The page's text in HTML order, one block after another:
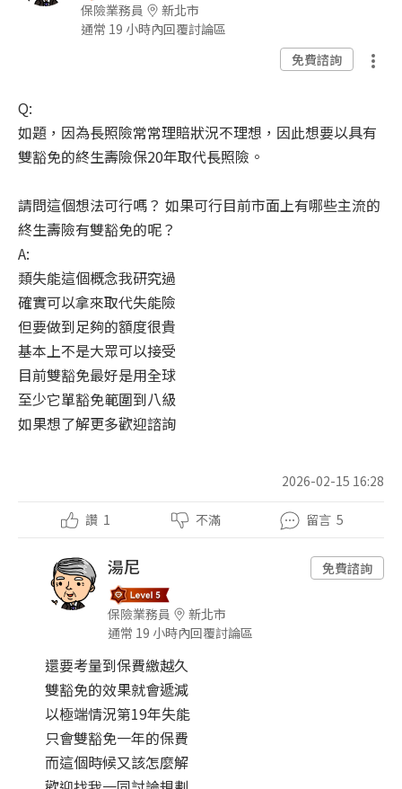
保險業務員
新北市
通常 19 小時內回覆討論區
免費諮詢
Q:
如題，因為長照險常常理賠狀況不理想，因此想要以具有
雙豁免的終生壽險保20年取代長照險。
請問這個想法可行嗎？ 如果可行目前市面上有哪些主流的
終生壽險有雙豁免的呢？
A:
類失能這個概念我研究過
確實可以拿來取代失能險
但要做到足夠的額度很貴
基本上不是大眾可以接受
目前雙豁免最好是用全球
至少它單豁免範圍到八級
如果想了解更多歡迎諮詢
2026-02-15 16:28
讚 1 不滿 留言 5
湯尼
保險業務員
新北市
通常 19 小時內回覆討論區
免費諮詢
還要考量到保費繳越久
雙豁免的效果就會遞減
以極端情況第19年失能
只會雙豁免一年的保費
而這個時候又該怎麼解